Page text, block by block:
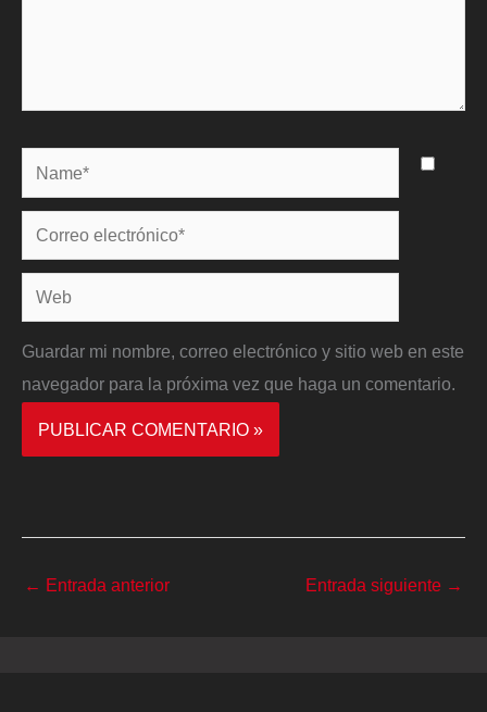
Name*
Correo
electrónico*
Web
Guardar mi nombre, correo electrónico y sitio web en este
navegador para la próxima vez que haga un comentario.
← Entrada anterior Entrada siguiente →